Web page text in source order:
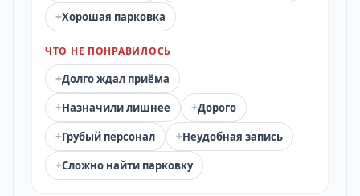
+Хорошая парковка
ЧТО НЕ ПОНРАВИЛОСЬ
+Долго ждал приёма
+Назначили лишнее +Дорого
+Грубый персонал +Неудобная запись
+Сложно найти парковку